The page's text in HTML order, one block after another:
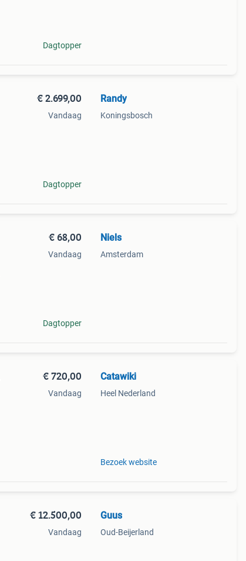
Dagtopper
€ 2.699,00
Vandaag
Dagtopper
Randy
Koningsbosch
€ 68,00
Vandaag
Dagtopper
Niels
Amsterdam
€ 720,00
Vandaag
Catawiki
Heel Nederland
Bezoek website
€ 12.500,00
Vandaag
Guus
Oud-Beijerland